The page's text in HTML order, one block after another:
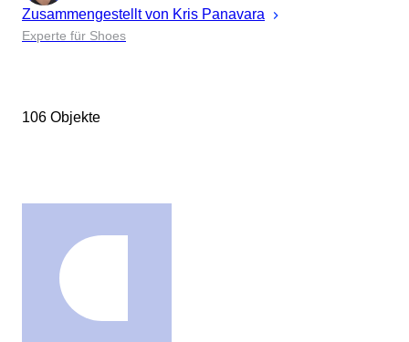
Zusammengestellt von Kris Panavara
Experte für Shoes
106 Objekte